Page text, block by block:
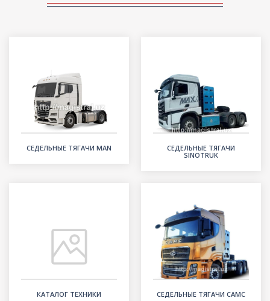
СЕДЕЛЬНЫЕ ТЯГАЧИ MAN
СЕДЕЛЬНЫЕ ТЯГАЧИ
SINOTRUK
КАТАЛОГ ТЕХНИКИ СЕДЕЛЬНЫЕ ТЯГАЧИ CAMC